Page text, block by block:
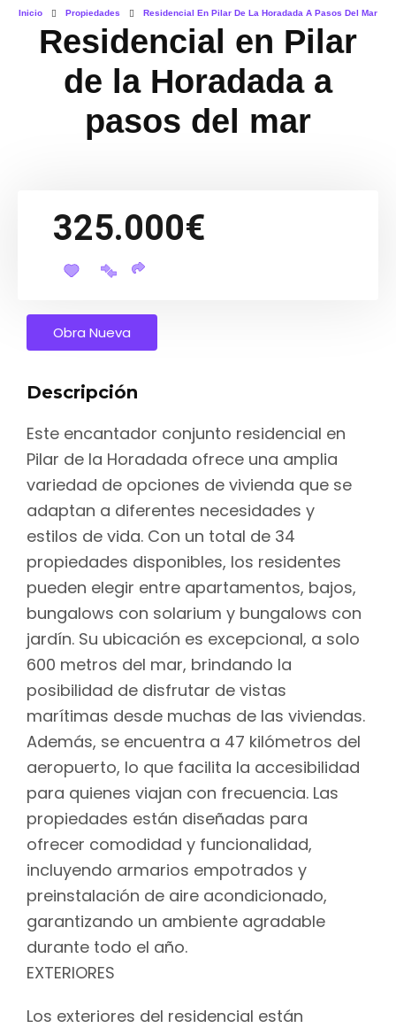
Inicio Propiedades Residencial En Pilar De La Horadada A Pasos Del Mar
Residencial en Pilar
de la Horadada a
pasos del mar
325.000€
Obra Nueva
Descripción
Este encantador conjunto residencial en
Pilar de la Horadada ofrece una amplia
variedad de opciones de vivienda que se
adaptan a diferentes necesidades y
estilos de vida. Con un total de 34
propiedades disponibles, los residentes
pueden elegir entre apartamentos, bajos,
bungalows con solarium y bungalows con
jardín. Su ubicación es excepcional, a solo
600 metros del mar, brindando la
posibilidad de disfrutar de vistas
marítimas desde muchas de las viviendas.
Además, se encuentra a 47 kilómetros del
aeropuerto, lo que facilita la accesibilidad
para quienes viajan con frecuencia. Las
propiedades están diseñadas para
ofrecer comodidad y funcionalidad,
incluyendo armarios empotrados y
preinstalación de aire acondicionado,
garantizando un ambiente agradable
durante todo el año.
EXTERIORES
Los exteriores del residencial están